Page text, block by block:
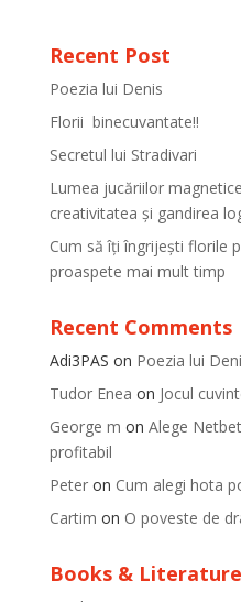
Recent Post
Poezia lui Denis
Florii binecuvantate!!
Secretul lui Stradivari
Lumea jucăriilor
creativitatea și gandirea
Cum să îți îngrijești florile
proaspete mai mult timp
Recent Comments
Adi3PAS on Poezia lui
Tudor Enea on Jocul
George m on Alege
profitabil
Peteron Cum alegi hota
Cartim on O poveste de
Books &